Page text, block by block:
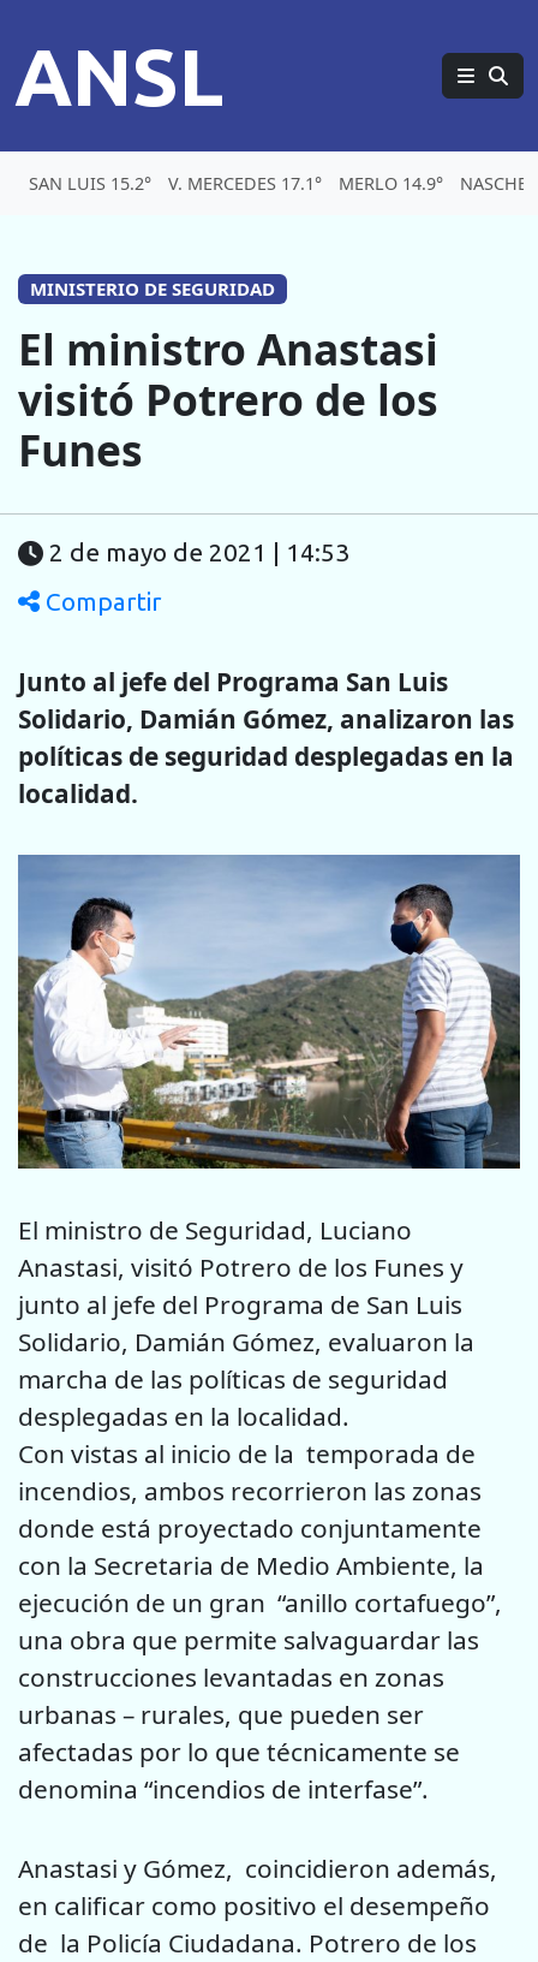
ANSL
SAN LUIS 15.2° V. MERCEDES 17.1° MERLO 14.9°
MINISTERIO DE SEGURIDAD
El ministro Anastasi
visitó Potrero de los
Funes
2 de mayo de 2021 | 14:53
Compartir
Junto al jefe del Programa San Luis
Solidario, Damián Gómez, analizaron las
políticas de seguridad desplegadas en la
localidad.
El ministro de Seguridad, Luciano
Anastasi, visitó Potrero de los Funes y
junto al jefe del Programa de San Luis
Solidario, Damián Gómez, evaluaron la
marcha de las políticas de seguridad
desplegadas en la localidad.
Con vistas al inicio de la temporada de
incendios, ambos recorrieron las zonas
donde está proyectado conjuntamente
con la Secretaria de Medio Ambiente, la
ejecución de un gran “anillo cortafuego”,
una obra que permite salvaguardar las
construcciones levantadas en zonas
urbanas – rurales, que pueden ser
afectadas por lo que técnicamente se
denomina “incendios de interfase”.
Anastasi y Gómez, coincidieron además,
en calificar como positivo el desempeño
de la Policía Ciudadana. Potrero de los